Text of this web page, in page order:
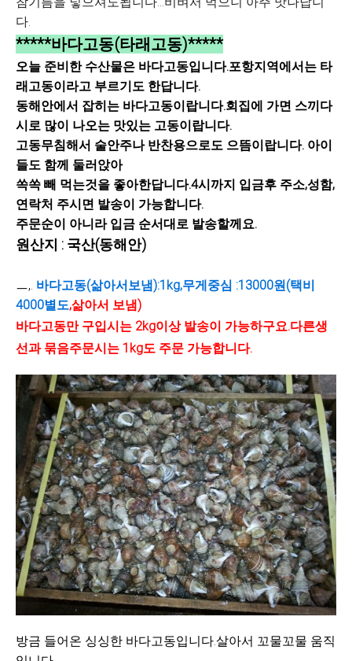
다.
*****바다고동(타래고동)*****
오늘 준비한 수산물은 바다고동입니다.포항지역에서는 타
래고동이라고 부르기도 한답니다.
동해안에서 잡히는 바다고동이랍니다.회집에 가면 스끼다
시로 많이 나오는 맛있는 고동이랍니다.
고동무침해서 술안주나 반찬용으로도 으뜸이랍니다. 아이
들도 함께 둘러앉아
쏙쏙 빼 먹는것을 좋아한답니다.4시까지 입금후 주소,성함,
연락처 주시면 발송이 가능합니다.
주문순이 아니라 입금 순서대로 발송할께요.
원산지 : 국산(동해안)
ㅡ,. 바다고동(삶아서보냄):1kg,무게중심 :13000원(택비
4000별도,삶아서 보냄)
바다고동만 구입시는 2kg이상 발송이 가능하구요.다른생
선과 묶음주문시는 1kg도 주문 가능합니다.
방금 들어온 싱싱한 바다고동입니다.살아서 꼬물꼬물 움직